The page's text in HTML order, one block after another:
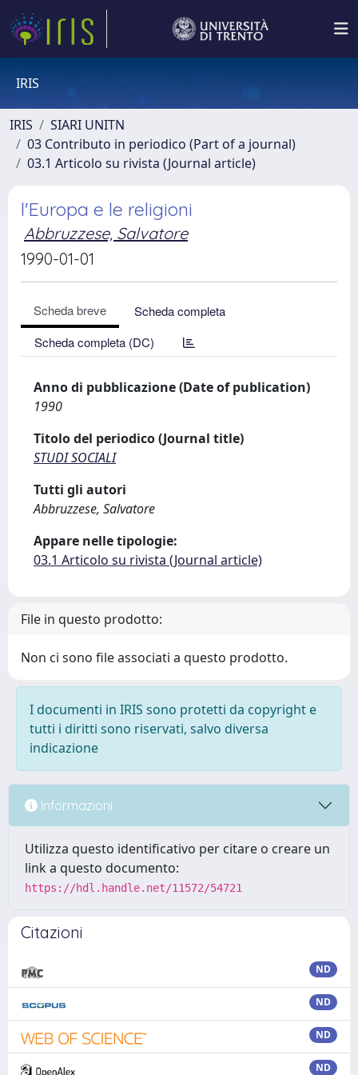
IRIS
IRIS
SIARI UNITN
03 Contributo in periodico (Part of a journal)
03.1 Articolo su rivista (Journal article)
l'Europa e le religioni
Abbruzzese, Salvatore
1990-01-01
Scheda breve
Scheda completa
Scheda completa (DC)
Anno di pubblicazione (Date of publication)
1990
Titolo del periodico (Journal title)
STUDI SOCIALI
Tutti gli autori
Abbruzzese, Salvatore
Appare nelle tipologie:
03.1 Articolo su rivista (Journal article)
File in questo prodotto:
Non ci sono file associati a questo prodotto.
I documenti in IRIS sono protetti da copyright e
tutti i diritti sono riservati, salvo diversa
indicazione
Informazioni
Utilizza questo identificativo per citare o creare un
link a questo documento:
https://hdl.handle.net/11572/54721
Citazioni
ND
ND
ND
ND